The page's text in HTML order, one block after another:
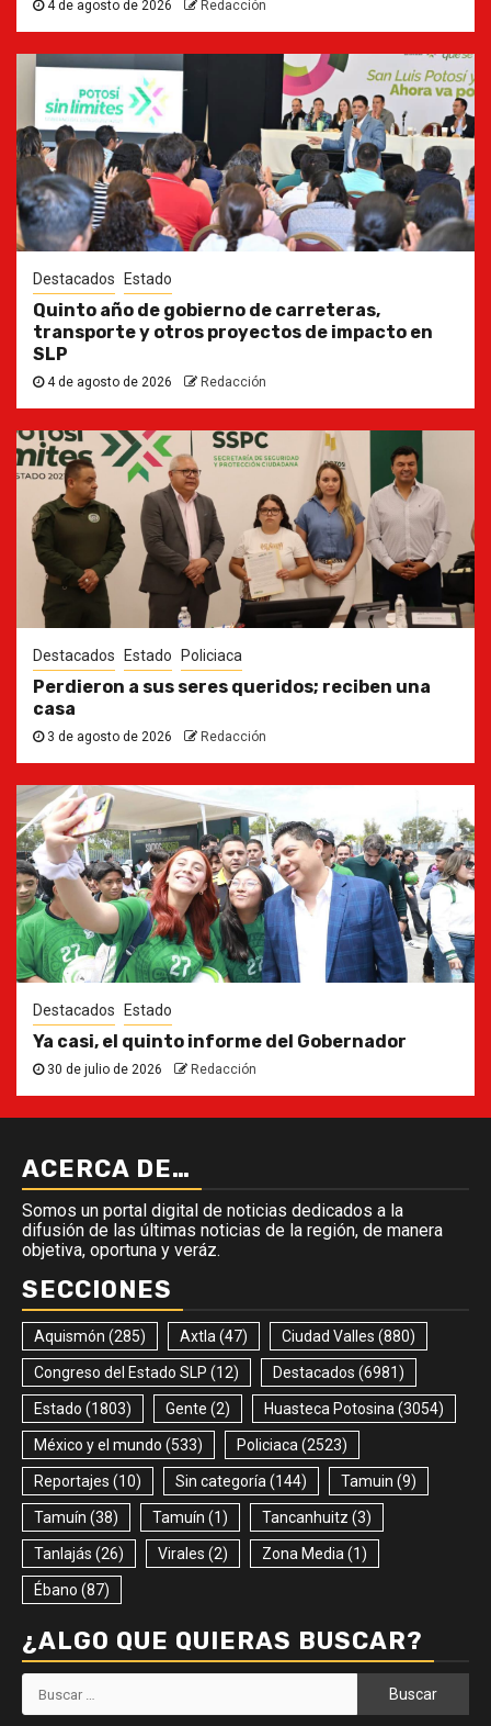
4 de agosto de 2026 Redacción
Destacados Estado
Quinto año de gobierno de carreteras,
transporte y otros proyectos de impacto en
SLP
4 de agosto de 2026 Redacción
Destacados Estado Policiaca
Perdieron a sus seres queridos; reciben una
casa
3 de agosto de 2026 Redacción
Destacados Estado
Ya casi, el quinto informe del Gobernador
30 de julio de 2026 Redacción
ACERCA DE…
Somos un portal digital de noticias dedicados a la
difusión de las últimas noticias de la región, de manera
objetiva, oportuna y veráz.
SECCIONES
Aquismón (285) Axtla(47) Ciudad Valles (880)
Congreso del Estado SLP (12) Destacados (6981)
Estado (1803) Gente (2) Huasteca Potosina(3054)
México y el mundo (533) Policiaca(2523)
Reportajes (10) Sin categoría(144) Tamuin (9)
Tamuín (38) Tamuín (1) Tancanhuitz (3)
Tanlajás (26) Virales (2) Zona Media(1)
Ébano (87)
¿ALGO QUE QUIERAS BUSCAR?
Buscar: